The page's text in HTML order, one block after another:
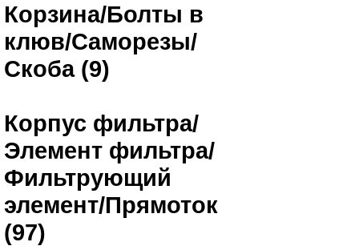
Корзина/Болты в
клюв/Саморезы/
Скоба (9)
Корпус фильтра/
Элемент фильтра/
Фильтрующий
элемент/Прямоток
(97)